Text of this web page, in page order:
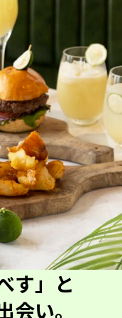
す」と
会い。
贈る
」